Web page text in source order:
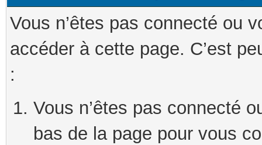
Vous n’êtes pas connecté ou
accéder à cette page. C’est
:
Vous n’êtes pas connecté
bas de la page pour vous